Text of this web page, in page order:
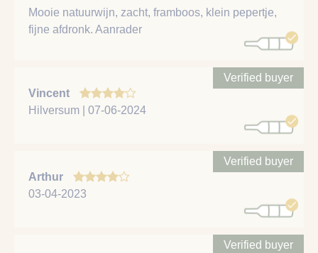
Mooie natuurwijn, zacht, framboos, klein pepertje,
fijne afdronk. Aanrader
Vincent
Hilversum | 07-06-2024
Verified buyer
Arthur
03-04-2023
Verified buyer
Verified buyer